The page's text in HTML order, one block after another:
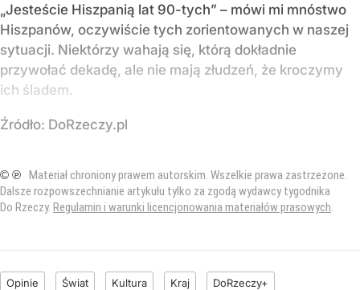
„Jesteście Hiszpanią lat 90-tych” – mówi mi mnóstwo
Hiszpanów, oczywiście tych zorientowanych w naszej
sytuacji. Niektórzy wahają się, którą dokładnie
przywołać dekadę, ale nie mają złudzeń, że kroczymy
ich śladem.
Źródło: DoRzeczy.pl
© ℗ Materiał chroniony prawem autorskim. Wszelkie prawa zastrzeżone.
Dalsze rozpowszechnianie artykułu tylko za zgodą wydawcy tygodnika
Do Rzeczy. Regulamin i warunki licencjonowania materiałów prasowych
Opinie Świat Kultura Kraj DoRzeczy+